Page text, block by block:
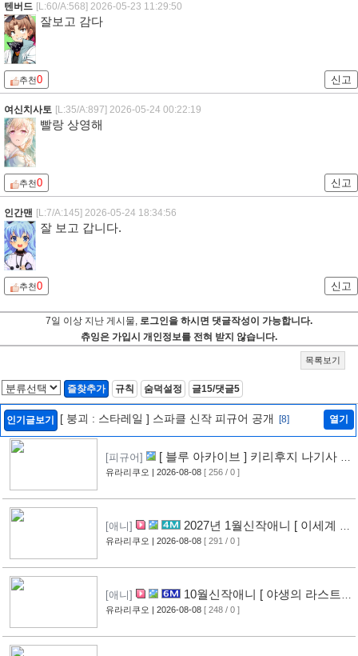
텐버드 [L:60/A:568] 2026-05-23 11:29:50
잘보고 감다
추천0 신고
여신치사토 [L:35/A:897] 2026-05-24 00:22:19
빨랑 상영해
추천0 신고
인간맨 [L:7/A:145] 2026-05-24 18:34:56
잘 보고 갑니다.
추천0 신고
7일 이상 지난 게시물, 로그인을 하시면 댓글작성이 가능합니다.
츄잉은 가입시 개인정보를 전혀 받지 않습니다.
목록보기
즐찾추가 규칙 숨덕설정 글15/댓글5
인기글보기 [ 붕괴 : 스타레일 ] 스파클 신작 피규어 공개 [8] 열기
[피규어]
[ 블루 아카이브 ] 키리후지 나기사 신
작 피규어 공개 [9]
유라리쿠오 | 2026-08-08 [ 256 / 0 ]
[애니]
2027년 1월신작애니 [ 이세계 전
생 소동기 ] PV 영상 공개
유라리쿠오 | 2026-08-08 [ 291 / 0 ]
[애니]
10월신작애니 [ 야생의 라스트
보스가 나타났다! ] 2기 PV 영상 공개
유라리쿠오 | 2026-08-08 [ 248 / 0 ]